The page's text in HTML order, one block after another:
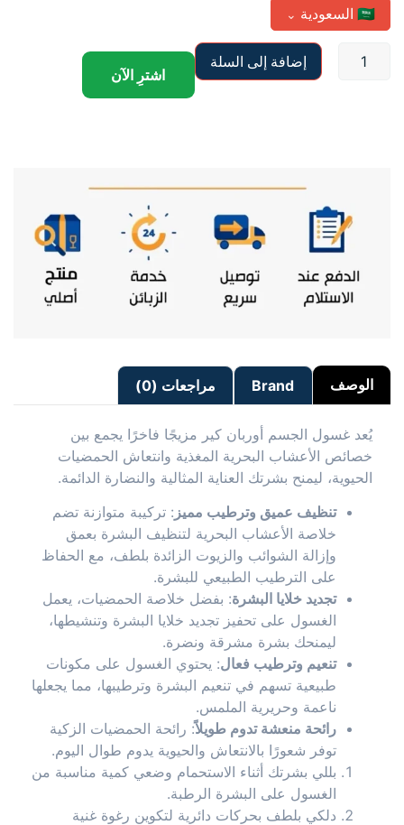
🇸🇦 السعودية ⌄
إضافة إلى السلة
اشترِ الآن
الوصف Brand مراجعات (0)
يُعد غسول الجسم أوربان كير مزيجًا فاخرًا يجمع بين
خصائص الأعشاب البحرية المغذية وانتعاش الحمضيات
الحيوية، ليمنح بشرتك العناية المثالية والنضارة الدائمة.
تنظيف عميق وترطيب مميز : تركيبة متوازنة تضم
خلاصة الأعشاب البحرية لتنظيف البشرة بعمق
وإزالة الشوائب والزيوت الزائدة بلطف، مع الحفاظ
على الترطيب الطبيعي للبشرة.
تجديد خلايا البشرة: بفضل خلاصة الحمضيات، يعمل
الغسول على تحفيز تجديد خلايا البشرة وتنشيطها،
ليمنحك بشرة مشرقة ونضرة.
تنعيم وترطيب فعال: يحتوي الغسول على مكونات
طبيعية تسهم في تنعيم البشرة وترطيبها، مما يجعلها
ناعمة وحريرية الملمس.
رائحة منعشة تدوم طويلاً: رائحة الحمضيات الزكية
توفر شعورًا بالانتعاش والحيوية يدوم طوال اليوم.
بللي بشرتك أثناء الاستحمام وضعي كمية مناسبة من
الغسول على البشرة الرطبة.
دلكي بلطف بحركات دائرية لتكوين رغوة غنية